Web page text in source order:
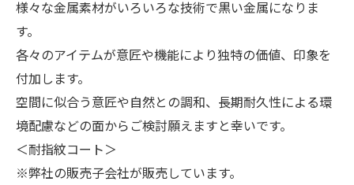
様々な金属素材がいろいろな技術で黒い金属になりま
す。
各々のアイテムが意匠や機能により独特の価値、印象を
付加します。
空間に似合う意匠や自然との調和、長期耐久性による環
境配慮などの面からご検討願えますと幸いです。
＜耐指紋コート＞
※弊社の販売子会社が販売しています。